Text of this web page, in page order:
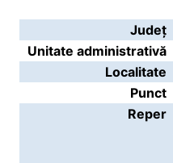
Județ
Unitate administrativă
Localitate
Punct
Reper